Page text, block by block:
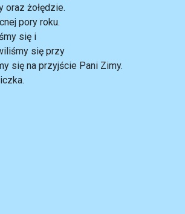
oraz żołędzie.
pory roku.
się i
się przy
się na przyjście Pani Zimy.